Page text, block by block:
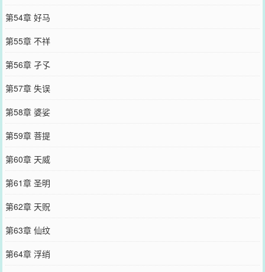
第54章 好马
第55章 不祥
第56章 孑孓
第57章 失误
第58章 婆娑
第59章 菩提
第60章 天威
第61章 圣明
第62章 天贶
第63章 仙纹
第64章 浮绡